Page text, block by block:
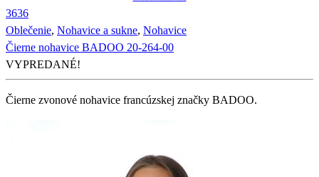
3636
Oblečenie, Nohavice a sukne, Nohavice
Čierne nohavice BADOO 20-264-00
VYPREDANÉ!
Čierne zvonové nohavice francúzskej značky BADOO.